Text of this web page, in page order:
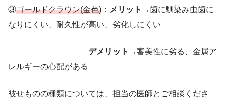
③ゴールドクラウン(金色) ： メリット →歯に馴染み虫歯に
なりにくい、耐久性が高い、劣化しにくい
デメリット →審美性に劣る、金属ア
レルギーの心配がある
被せものの種類については、担当の医師とご相談くださ